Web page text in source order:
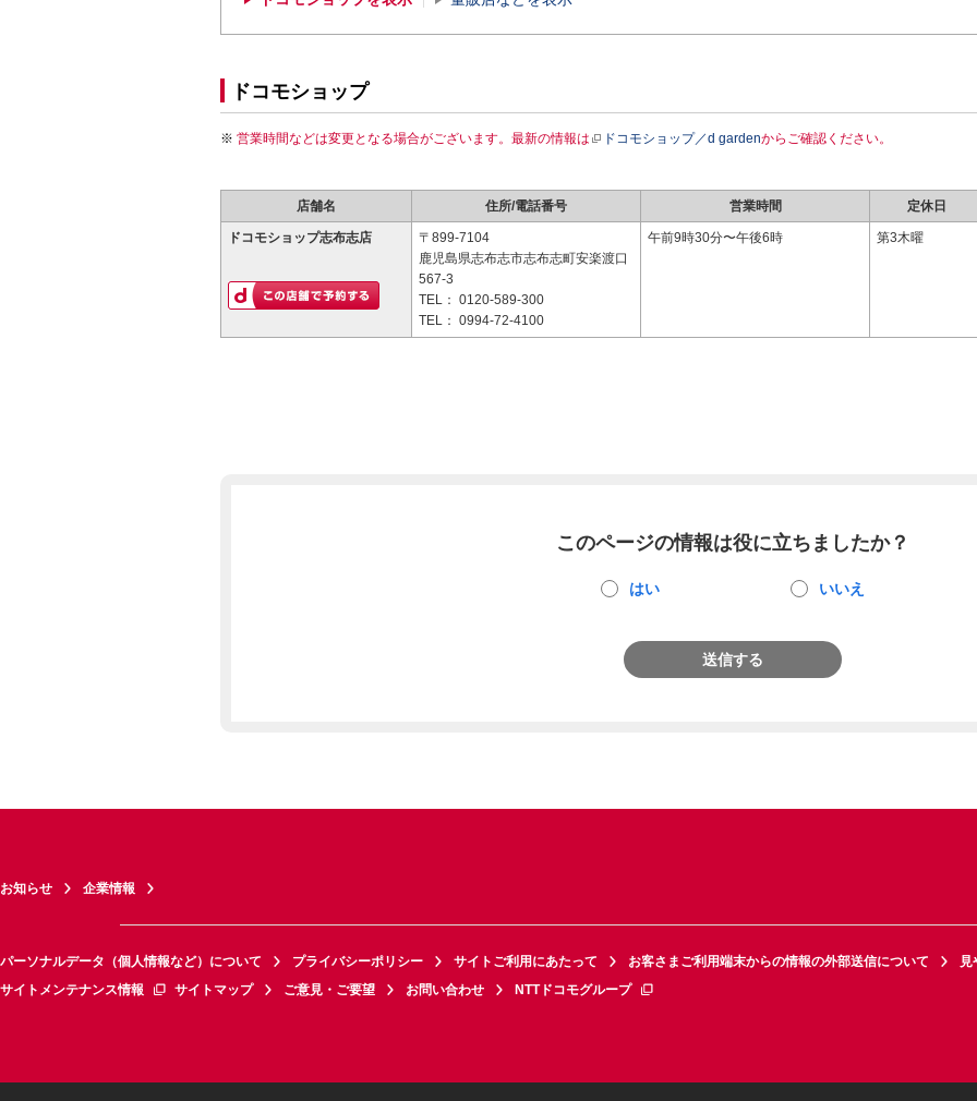
ドコモショップ
営業時間などは変更となる場合がございます。最新の情報は ドコモショップ／d gardenからご確認ください。
店舗名 住所/電話番号 営業時間 定休日
ドコモショップ志布志店
〒899-7104
鹿児島県志布志市志布志町安楽渡口
567-3
TEL： 0120-589-300
TEL： 0994-72-4100
午前9時30分〜午後6時 第3木曜
このページの情報は役に立ちましたか？
はい いいえ
送信する
お知らせ 企業情報
パーソナルデータ（個人情報など）について プライバシーポリシー サイトご利用にあたって お客さまご利用端末からの情報の外部送信について
見
サイトメンテナンス情報
サイトマップ ご意見・ご要望 お問い合わせ NTTドコモグループ